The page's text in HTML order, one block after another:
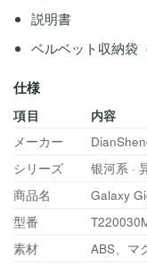
説明書
ベルベット収納袋
仕様
項目
内容
メーカー
シリーズ
银河系 ·
商品名
Galaxy
型番
素材
ABS、マ